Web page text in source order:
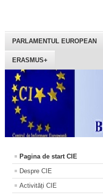
PARLAMENTUL EUROPEAN
ERASMUS+
Pagina de start CIE
Despre CIE
Activități CIE